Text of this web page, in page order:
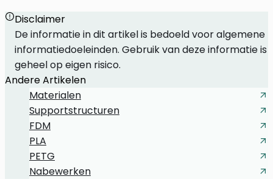
Disclaimer
De informatie in dit artikel is bedoeld voor algemene
informatiedoeleinden. Gebruik van deze informatie is
geheel op eigen risico.
Andere Artikelen
Materialen
Supportstructuren
FDM
PLA
PETG
Nabewerken